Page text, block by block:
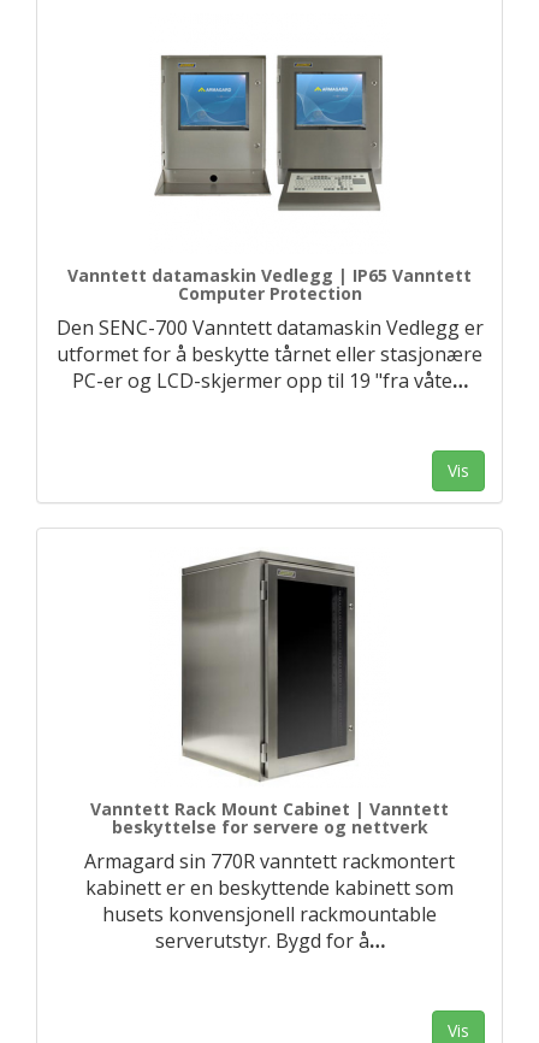
Vanntett datamaskin Vedlegg | IP65 Vanntett
Computer Protection
Den SENC-700 Vanntett datamaskin Vedlegg er
utformet for å beskytte tårnet eller stasjonære
PC-er og LCD-skjermer opp til 19 "fra våte…
Vis
Vanntett Rack Mount Cabinet | Vanntett
beskyttelse for servere og nettverk
Armagard sin 770R vanntett rackmontert
kabinett er en beskyttende kabinett som
husets konvensjonell rackmountable
serverutstyr. Bygd for å…
Vis